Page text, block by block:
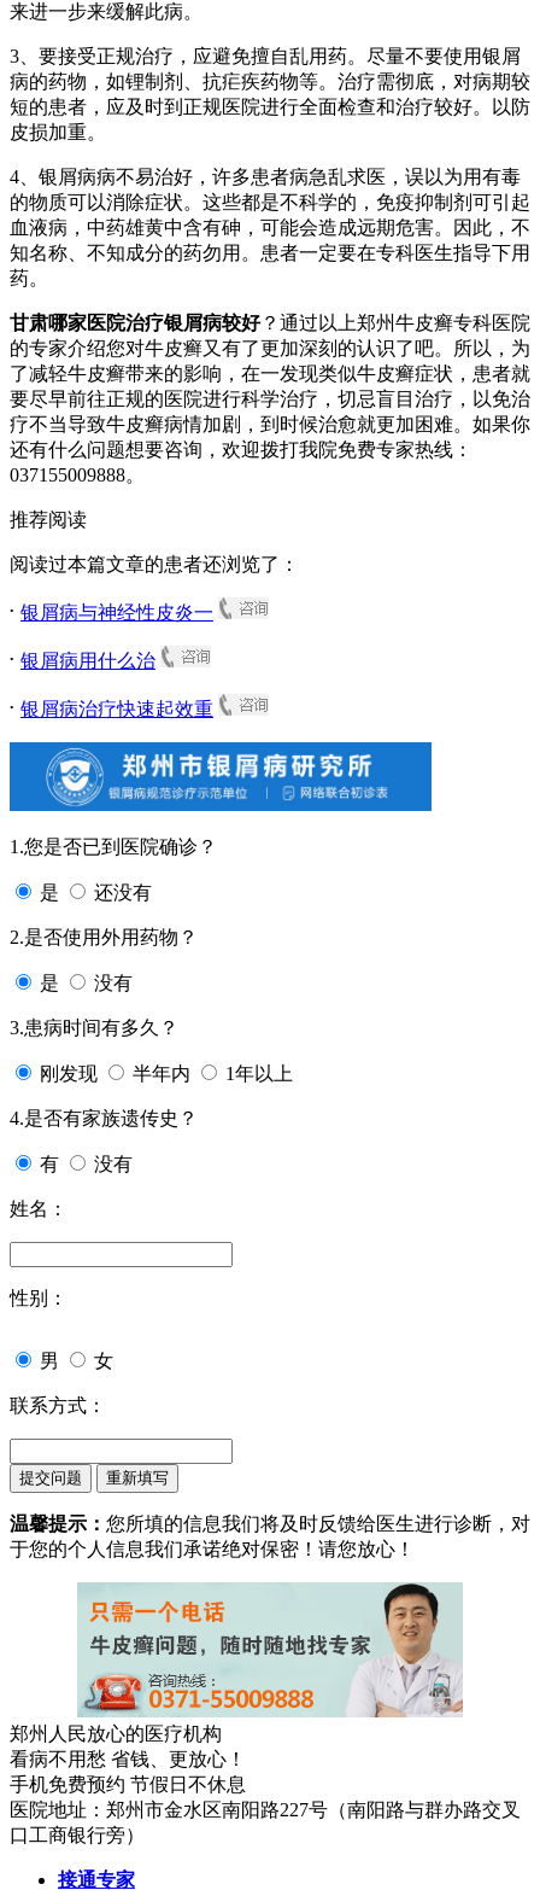
来进一步来缓解此病。
3、要接受正规治疗，应避免擅自乱用药。尽量不要使用银屑
病的药物，如锂制剂、抗疟疾药物等。治疗需彻底，对病期较
短的患者，应及时到正规医院进行全面检查和治疗较好。以防
皮损加重。
4、银屑病病不易治好，许多患者病急乱求医，误以为用有毒
的物质可以消除症状。这些都是不科学的，免疫抑制剂可引起
血液病，中药雄黄中含有砷，可能会造成远期危害。因此，不
知名称、不知成分的药勿用。患者一定要在专科医生指导下用
药。
甘肃哪家医院治疗银屑病较好？通过以上郑州牛皮癣专科医院
的专家介绍您对牛皮癣又有了更加深刻的认识了吧。所以，为
了减轻牛皮癣带来的影响，在一发现类似牛皮癣症状，患者就
要尽早前往正规的医院进行科学治疗，切忌盲目治疗，以免治
疗不当导致牛皮癣病情加剧，到时候治愈就更加困难。如果你
还有什么问题想要咨询，欢迎拨打我院免费专家热线：
037155009888。
推荐阅读
阅读过本篇文章的患者还浏览了：
. 银屑病与神经性皮炎一
. 银屑病用什么治
. 银屑病治疗快速起效重
1.您是否已到医院确诊？
是 还没有
2.是否使用外用药物？
是 没有
3.患病时间有多久？
刚发现 半年内 1年以上
4.是否有家族遗传史？
有 没有
姓名：
性别：
男 女
联系方式：
温馨提示： 您所填的信息我们将及时反馈给医生进行诊断，对
于您的个人信息我们承诺绝对保密！请您放心！
郑州人民放心的医疗机构
看病不用愁 省钱、更放心！
手机免费预约 节假日不休息
医院地址：郑州市金水区南阳路227号（南阳路与群办路交叉
口工商银行旁）
接通专家